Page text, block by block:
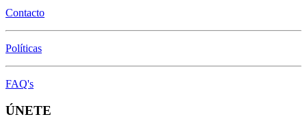
Contacto
Políticas
FAQ's
ÚNETE